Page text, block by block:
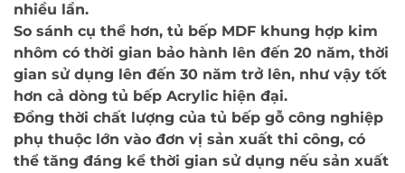
nhiều lần.
So sánh cụ thể hơn, tủ bếp MDF khung hợp kim
nhôm có thời gian bảo hành lên đến 20 năm, thời
gian sử dụng lên đến 30 năm trở lên, như vậy tốt
hơn cả dòng tủ bếp Acrylic hiện đại.
Đồng thời chất lượng của tủ bếp gỗ công nghiệp
phụ thuộc lớn vào đơn vị sản xuất thi công, có
thể tăng đáng kể thời gian sử dụng nếu sản xuất